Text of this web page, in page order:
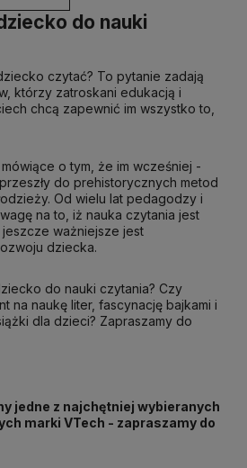
do nauki
czytać? To pytanie zadają
którzy zatroskani edukacją i
chcą zapewnić im wszystko to,
o tym, że im wcześniej -
do prehistorycznych metod
Od wielu lat pedagodzy i
na to, iż nauka czytania jest
ważniejsze jest
dziecka.
do nauki czytania? Czy
na naukę liter, fascynację bajkami i
dla dzieci? Zapraszamy do
jedne z najchętniej wybieranych
marki VTech - zapraszamy do